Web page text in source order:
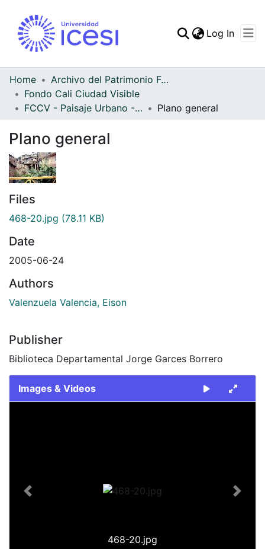
Log In
Home
Archivo del Patrimonio Fotográfico y Fílmico del Valle del Cauca
Fondo Cali Ciudad Visible
FCCV - Paisaje Urbano - Patrimonial
Plano general
Plano general
Files
468-20.jpg (78.11 KB)
Date
2005-06-24
Authors
Valenzuela Valencia, Eison
Publisher
Biblioteca Departamental Jorge Garces Borrero
Images & Videos
468-20.jpg
Previous Next